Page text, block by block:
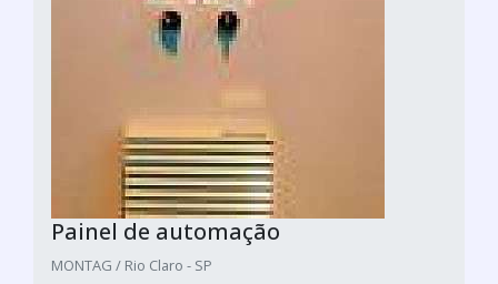
Painel de automação
MONTAG / Rio Claro - SP